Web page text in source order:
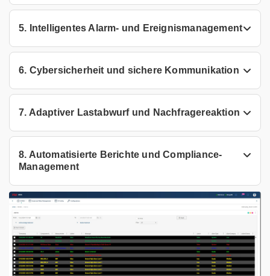
5. Intelligentes Alarm- und Ereignismanagement
6. Cybersicherheit und sichere Kommunikation
7. Adaptiver Lastabwurf und Nachfragereaktion
8. Automatisierte Berichte und Compliance-
Management